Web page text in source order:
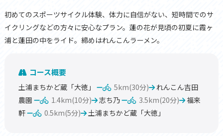
初めてのスポーツサイクル体験、体力に自信がない、短時間でのサ
イクリングなどの方々に安心なプラン。蓮の花が見頃の初夏に霞ヶ
浦と蓮田の中をライド。締めはれんこんラーメン。
コース概要
土浦まちかど蔵「大徳」 5km(30分)
れんこん吉田
農園
1.4km(10分) 志ち乃 3.5km(20分)
福来
軒
0.5km(5分) 土浦まちかど蔵「大徳」